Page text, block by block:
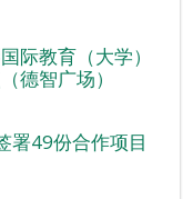
际教育（大学）
德智广场）
署49份合作项目